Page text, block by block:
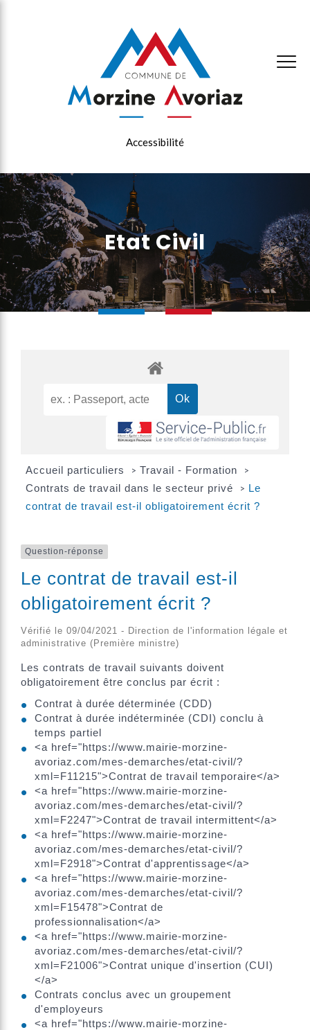
Accessibilité
Etat Civil
Accueil particuliers > Travail - Formation >
Contrats de travail dans le secteur privé > Le
contrat de travail est-il obligatoirement écrit ?
Question-réponse
Le contrat de travail est-il
obligatoirement écrit ?
Vérifié le 09/04/2021 - Direction de l'information légale et
administrative (Première ministre)
Les contrats de travail suivants doivent
obligatoirement être conclus par écrit :
Contrat à durée déterminée (CDD)
Contrat à durée indéterminée (CDI) conclu à
temps partiel
<a href="https://www.mairie-morzine-
avoriaz.com/mes-demarches/etat-civil/?
xml=F11215">Contrat de travail temporaire</a>
<a href="https://www.mairie-morzine-
avoriaz.com/mes-demarches/etat-civil/?
xml=F2247">Contrat de travail intermittent</a>
<a href="https://www.mairie-morzine-
avoriaz.com/mes-demarches/etat-civil/?
xml=F2918">Contrat d'apprentissage</a>
<a href="https://www.mairie-morzine-
avoriaz.com/mes-demarches/etat-civil/?
xml=F15478">Contrat de
professionnalisation</a>
<a href="https://www.mairie-morzine-
avoriaz.com/mes-demarches/etat-civil/?
xml=F21006">Contrat unique d'insertion (CUI)
</a>
Contrats conclus avec un groupement
d'employeurs
<a href="https://www.mairie-morzine-